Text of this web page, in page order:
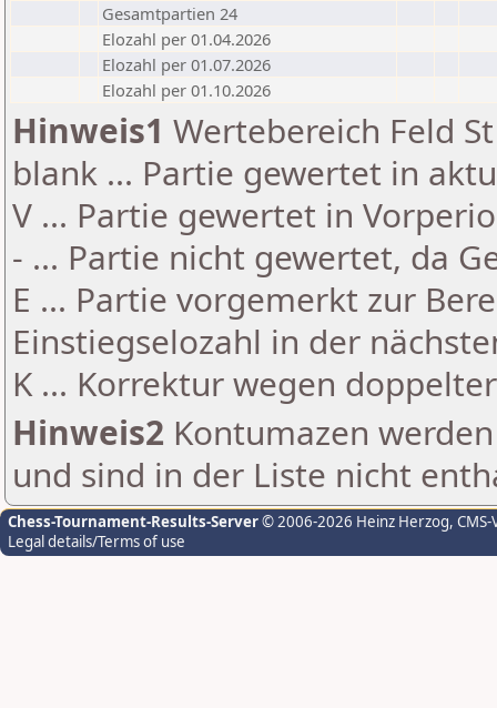
Gesamtpartien 24
Elozahl per 01.04.2026
Elozahl per 01.07.2026
Elozahl per 01.10.2026
Hinweis1 Wertebereich Feld
blank ... Partie gewertet in
V ... Partie gewertet in
- ... Partie nicht gewertet, da
E ... Partie vorgemerkt zur
Einstiegselozahl in der
K ... Korrektur wegen
Hinweis2 Kontumazen
und sind in der Liste nicht
Chess-Tournament-Results-Server© 2006-2026 Heinz Herzog,
Legal details/Terms of use